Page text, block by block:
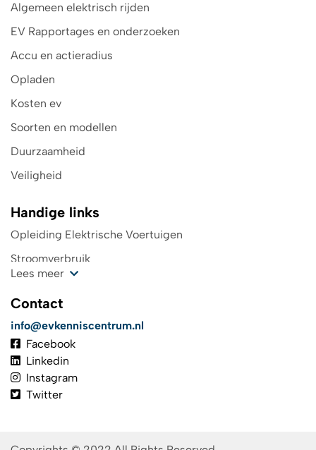
Algemeen elektrisch rijden
EV Rapportages en onderzoeken
Accu en actieradius
Opladen
Kosten ev
Soorten en modellen
Duurzaamheid
Veiligheid
Handige links
Opleiding Elektrische Voertuigen
Stroomverbruik
Wegenbelasting
Top 4 laadpas elektrische auto
De toekomst in elektrisch rijden
TCO
Investeringsaftrek
Lees meer
Contact
info@evkenniscentrum.nl
Facebook
Linkedin
Instagram
Twitter